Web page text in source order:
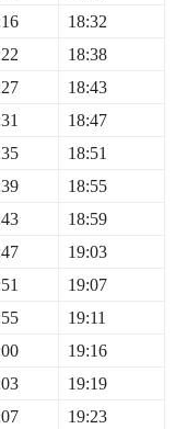
18:32
18:38
18:43
18:47
18:51
18:55
18:59
19:03
19:07
19:11
19:16
19:19
19:23